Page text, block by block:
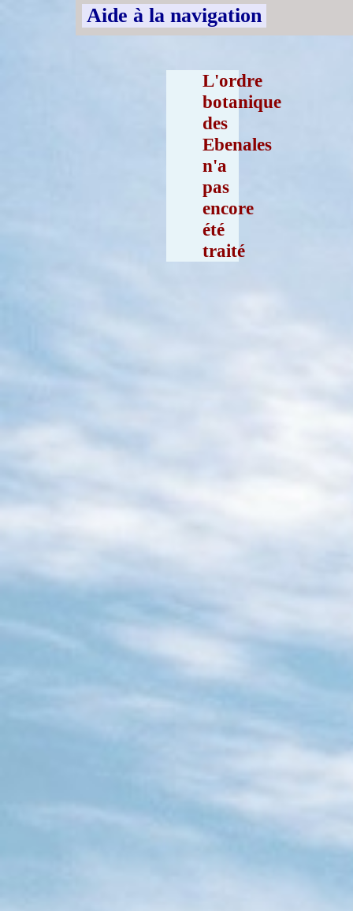
Aide à la navigation
L'ordre
botanique
des
Ebenales
n'a
pas
encore
été
traité